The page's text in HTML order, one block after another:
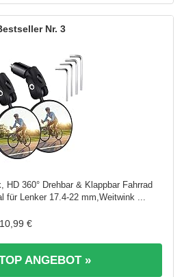
3
HD 360° Drehbar & Klappbar Fahrrad
für Lenker 17.4-22 mm,Weitwink ...
10,99 €
ANGEBOT »